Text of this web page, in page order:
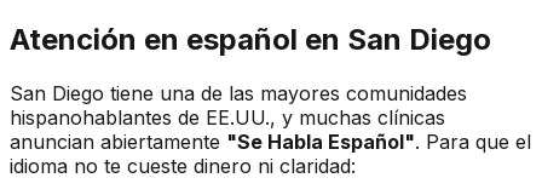
Atención en español en San Diego
San Diego tiene una de las mayores comunidades
hispanohablantes de EE.UU., y muchas clínicas
anuncian abiertamente "Se Habla Español". Para que el
idioma no te cueste dinero ni claridad: